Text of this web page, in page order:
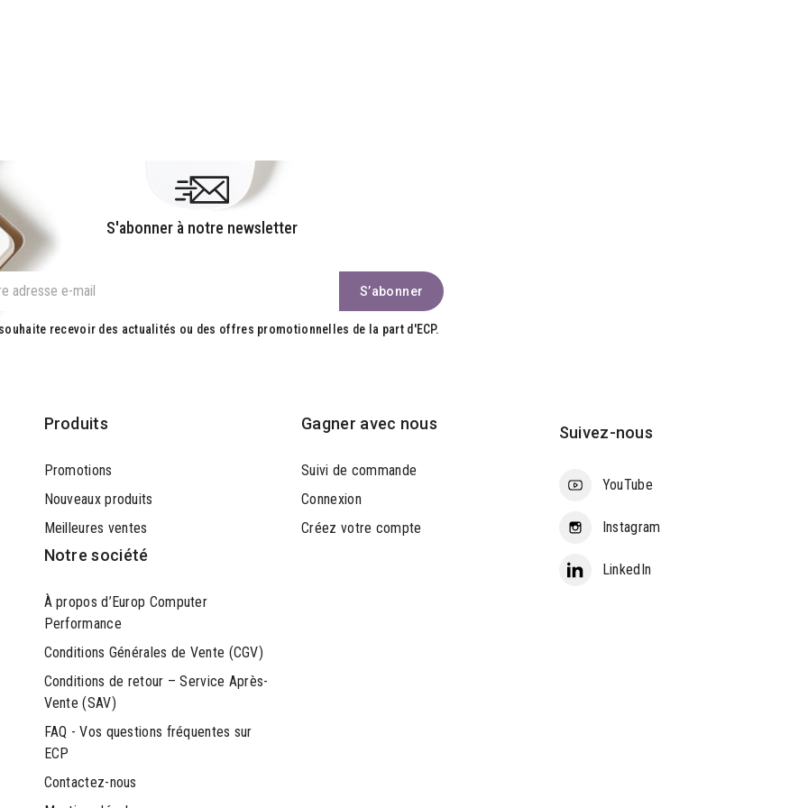
S'abonner à notre newsletter
recevoir des actualités ou des offres promotionnelles de la part d'ECP.
Produits
Promotions
Nouveaux produits
Meilleures ventes
Notre société
À propos d’Europ Computer
Performance
Conditions Générales de Vente (CGV)
Conditions de retour – Service Après-
Vente (SAV)
FAQ - Vos questions fréquentes sur
ECP
Contactez-nous
Gagner avec nous
Suivi de commande
Connexion
Créez votre compte
Suivez-nous
YouTube
Instagram
LinkedIn